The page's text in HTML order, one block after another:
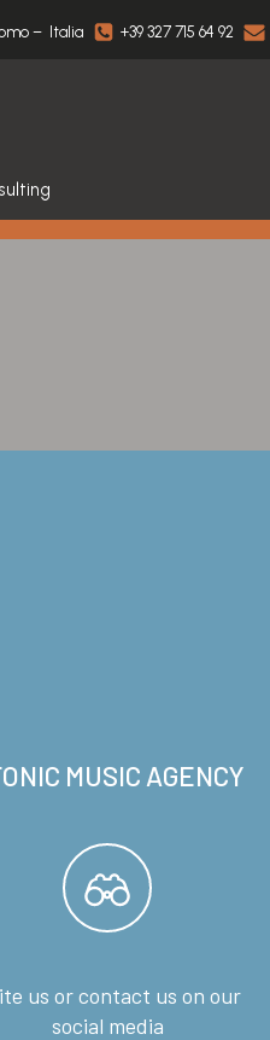
– Italia +39 327 715 64 92
MUSIC AGENCY
us or contact us on our
social media